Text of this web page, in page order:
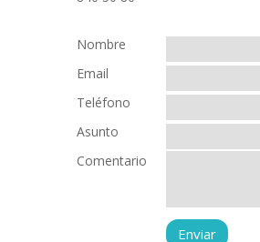
Nombre
Email
Teléfono
Asunto
Comentario